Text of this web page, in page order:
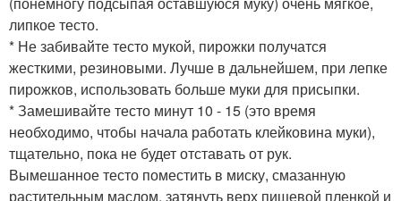
липкое тесто.
* Не забивайте тесто мукой, пирожки получатся
жесткими, резиновыми. Лучше в дальнейшем, при лепке
пирожков, использовать больше муки для присыпки.
* Замешивайте тесто минут 10 - 15 (это время
необходимо, чтобы начала работать клейковина муки),
тщательно, пока не будет отставать от рук.
Вымешанное тесто поместить в миску, смазанную
растительным маслом, затянуть верх пищевой пленкой и